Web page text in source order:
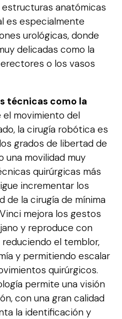
anatómicas
es especialmente
urológicas, donde
delicadas como la
o los vasos
técnicas como la
el movimiento del
la cirugía robótica es
grados de libertad de
una movilidad muy
quirúrgicas más
incrementar los
de la cirugía de mínima
mejora los gestos
y reproduce con
el temblor,
y permitiendo escalar
quirúrgicos.
permite una visión
con una gran calidad
la identificación y